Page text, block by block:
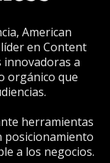
American
en Content
a
orgánico que
herramientas
posicionamiento
a los negocios.